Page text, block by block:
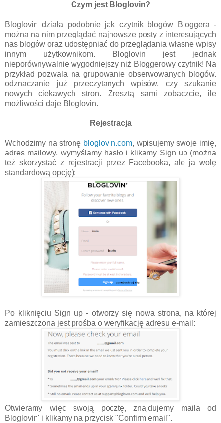
Czym jest Bloglovin?
Bloglovin działa podobnie jak czytnik blogów Bloggera -
można na nim przeglądać najnowsze posty z interesujących
nas blogów oraz udostępniać do przeglądania własne wpisy
innym użytkownikom. Bloglovin jest jednak
nieporównywalnie wygodniejszy niż Bloggerowy czytnik! Na
przykład pozwala na grupowanie obserwowanych blogów,
odznaczanie już przeczytanych wpisów, czy szukanie
nowych ciekawych stron. Zresztą sami zobaczcie, ile
możliwości daje Bloglovin.
Rejestracja
Wchodzimy na stronę bloglovin.com, wpisujemy swoje imię,
adres mailowy, wymyślamy hasło i klikamy Sign up (można
też skorzystać z rejestracji przez Facebooka, ale ja wolę
standardową opcję):
Po kliknięciu Sign up - otworzy się nowa strona, na której
zamieszczona jest prośba o weryfikację adresu e-mail:
Otwieramy więc swoją pocztę, znajdujemy maila od
Bloglovin' i klikamy na przycisk "Confirm email".